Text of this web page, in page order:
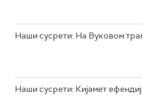
Наши сусрети: На Вуковом
Наши сусрети: Кијамет